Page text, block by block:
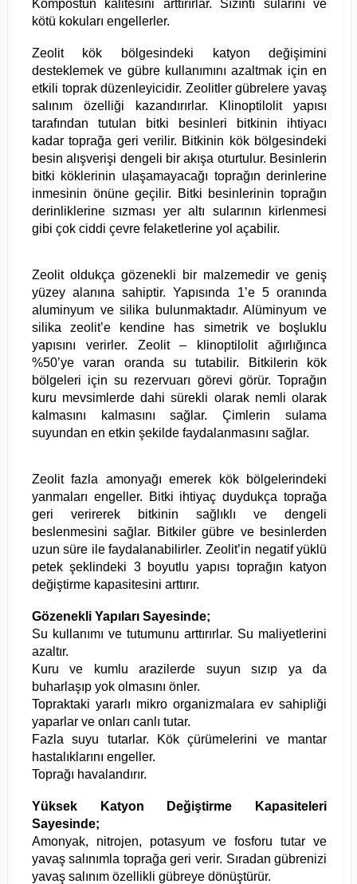
Kompostun kalitesini arttırırlar. Sızıntı sularını ve
kötü kokuları engellerler.
Zeolit kök bölgesindeki katyon değişimini
desteklemek ve gübre kullanımını azaltmak için en
etkili toprak düzenleyicidir. Zeolitler gübrelere yavaş
salınım özelliği kazandırırlar. Klinoptilolit yapısı
tarafından tutulan bitki besinleri bitkinin ihtiyacı
kadar toprağa geri verilir. Bitkinin kök bölgesindeki
besin alışverişi dengeli bir akışa oturtulur. Besinlerin
bitki köklerinin ulaşamayacağı toprağın derinlerine
inmesinin önüne geçilir. Bitki besinlerinin toprağın
derinliklerine sızması yer altı sularının kirlenmesi
gibi çok ciddi çevre felaketlerine yol açabilir.
Zeolit oldukça gözenekli bir malzemedir ve geniş
yüzey alanına sahiptir. Yapısında 1’e 5 oranında
aluminyum ve silika bulunmaktadır. Alüminyum ve
silika zeolit’e kendine has simetrik ve boşluklu
yapısını verirler. Zeolit – klinoptilolit ağırlığınca
%50’ye varan oranda su tutabilir. Bitkilerin kök
bölgeleri için su rezervuarı görevi görür. Toprağın
kuru mevsimlerde dahi sürekli olarak nemli olarak
kalmasını kalmasını sağlar. Çimlerin sulama
suyundan en etkin şekilde faydalanmasını sağlar.
Zeolit fazla amonyağı emerek kök bölgelerindeki
yanmaları engeller. Bitki ihtiyaç duydukça toprağa
geri verirerek bitkinin sağlıklı ve dengeli
beslenmesini sağlar. Bitkiler gübre ve besinlerden
uzun süre ile faydalanabilirler. Zeolit’in negatif yüklü
petek şeklindeki 3 boyutlu yapısı toprağın katyon
değiştirme kapasitesini arttırır.
Gözenekli Yapıları Sayesinde;
Su kullanımı ve tutumunu arttırırlar. Su maliyetlerini
azaltır.
Kuru ve kumlu arazilerde suyun sızıp ya da
buharlaşıp yok olmasını önler.
Topraktaki yararlı mikro organizmalara ev sahipliği
yaparlar ve onları canlı tutar.
Fazla suyu tutarlar. Kök çürümelerini ve mantar
hastalıklarını engeller.
Toprağı havalandırır.
Yüksek Katyon Değiştirme Kapasiteleri
Sayesinde;
Amonyak, nitrojen, potasyum ve fosforu tutar ve
yavaş salınımla toprağa geri verir. Sıradan gübrenizi
yavaş salınım özellikli gübreye dönüştürür.